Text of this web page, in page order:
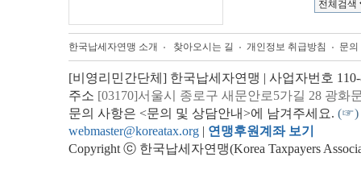
한국납세자연맹 소개 찾아오시는 길 개인정보 취급방침 문
[비영리민간단체] 한국납세자연맹 | 사업자번호
주소 [03170]서울시 종로구 새문안로5가길 28 광화
문의 사항은 <문의 및 상담안내>에 남겨주세요. (☞)
webmaster@koreatax.org | 연맹후원계좌 보기
Copyright ⓒ 한국납세자연맹(Korea Taxpayers